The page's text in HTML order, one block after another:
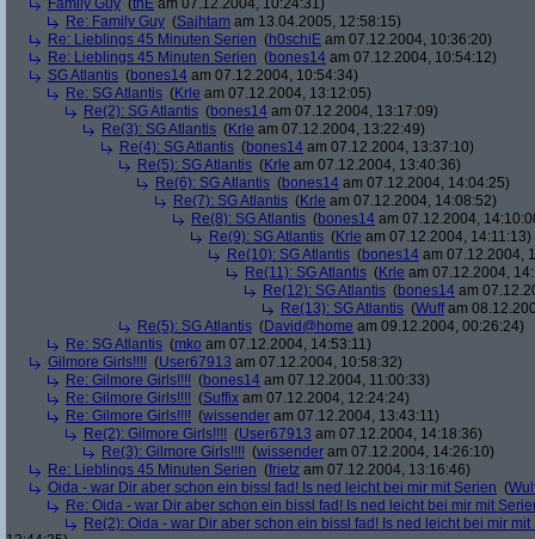
Family Guy (thE am 07.12.2004, 10:24:31)
Re: Family Guy (Sajhtam am 13.04.2005, 12:58:15)
Re: Lieblings 45 Minuten Serien (h0schiE am 07.12.2004, 10:36:20)
Re: Lieblings 45 Minuten Serien (bones14 am 07.12.2004, 10:54:12)
SG Atlantis (bones14 am 07.12.2004, 10:54:34)
Re: SG Atlantis (Krle am 07.12.2004, 13:12:05)
Re(2): SG Atlantis (bones14 am 07.12.2004, 13:17:09)
Re(3): SG Atlantis (Krle am 07.12.2004, 13:22:49)
Re(4): SG Atlantis (bones14 am 07.12.2004, 13:37:10)
Re(5): SG Atlantis (Krle am 07.12.2004, 13:40:36)
Re(6): SG Atlantis (bones14 am 07.12.2004, 14:04:25)
Re(7): SG Atlantis (Krle am 07.12.2004, 14:08:52)
Re(8): SG Atlantis (bones14 am 07.12.2004,
Re(9): SG Atlantis (Krle am 07.12.2004, 14:11:13)
Re(10): SG Atlantis (bones14 am 07.12.2004,
Re(11): SG Atlantis (Krle am 07.12.2004,
Re(12): SG Atlantis (bones14 am
Re(13): SG Atlantis (Wuffam
Re(5): SG Atlantis (David@home am 09.12.2004, 00:26:24)
Re: SG Atlantis (mko am 07.12.2004, 14:53:11)
Gilmore Girls!!!! (User67913 am 07.12.2004, 10:58:32)
Re: Gilmore Girls!!!! (bones14 am 07.12.2004, 11:00:33)
Re: Gilmore Girls!!!! (Suffix am 07.12.2004, 12:24:24)
Re: Gilmore Girls!!!! (wissender am 07.12.2004, 13:43:11)
Re(2): Gilmore Girls!!!! (User67913 am 07.12.2004, 14:18:36)
Re(3): Gilmore Girls!!!! (wissender am 07.12.2004, 14:26:10)
Re: Lieblings 45 Minuten Serien (frietz am 07.12.2004, 13:16:46)
Oida - war Dir aber schon ein bissl fad! Is ned leicht bei mir mit Serien (
Re: Oida - war Dir aber schon ein bissl fad! Is ned leicht bei mir mit
Re(2): Oida - war Dir aber schon ein bissl fad! Is ned leicht bei mir mit